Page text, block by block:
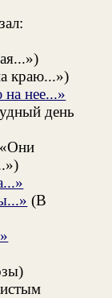
краю...»)
нее...»
день
(В